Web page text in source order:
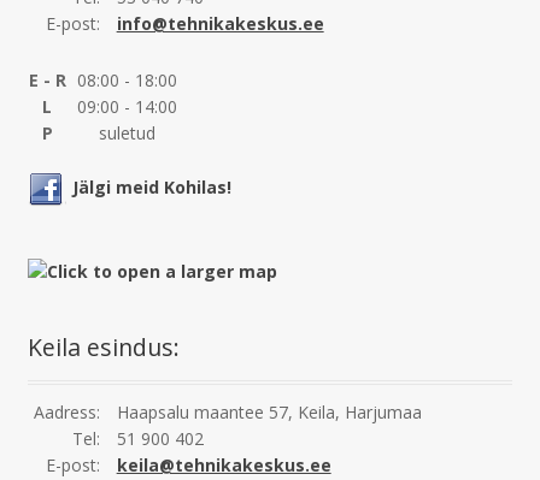
E-post:
info@tehnikakeskus.ee
E - R 08:00 - 18:00
L
09:00 - 14:00
P
suletud
Jälgi meid Kohilas!
Keila esindus:
Aadress:
Haapsalu maantee 57, Keila, Harjumaa
Tel:
51 900 402
E-post:
keila@tehnikakeskus.ee